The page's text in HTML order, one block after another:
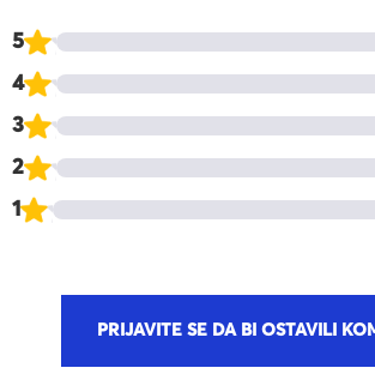
5
4
3
2
1
PRIJAVITE SE DA BI OSTAVILI